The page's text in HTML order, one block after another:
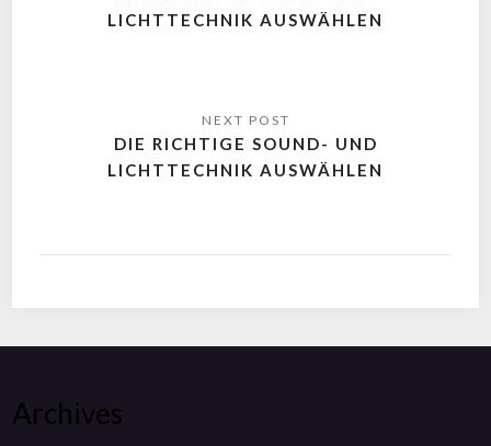
LICHTTECHNIK AUSWÄHLEN
DIE RICHTIGE SOUND- UND
LICHTTECHNIK AUSWÄHLEN
Archives